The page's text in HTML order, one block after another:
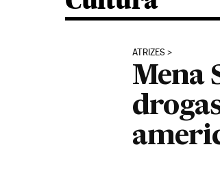
ATRIZES
Mena